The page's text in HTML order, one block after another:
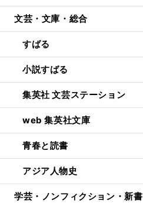
文芸・文庫・総合
すばる
小説すばる
集英社 文芸ステーション
web 集英社文庫
青春と読書
アジア人物史
学芸・ノンフィクション・新書